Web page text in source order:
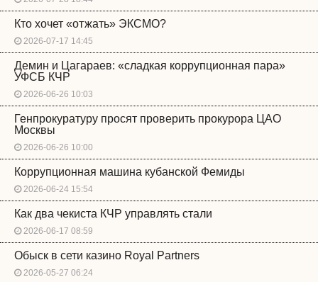
Кто хочет «отжать» ЭКСМО?
2026-07-17 14:45
Демин и Цагараев: «сладкая коррупционная пара»
УФСБ КЧР
2026-06-26 10:03
Генпрокуратуру просят проверить прокурора ЦАО
Москвы
2026-06-26 10:00
Коррупционная машина кубанской Фемиды
2026-06-24 15:54
Как два чекиста КЧР управлять стали
2026-06-17 08:59
Обыск в сети казино Royal Partners
2026-05-27 06:24